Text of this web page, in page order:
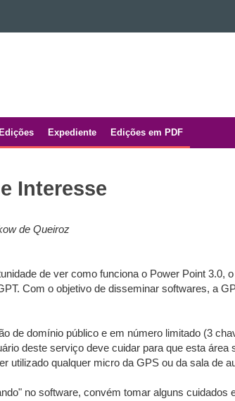
Edições Expediente Edições em PDF
Interesse
de Queiroz
de ver como funciona o Power Point
Com o objetivo de disseminar softwares, a
de domínio público e em número limitado (3
deste serviço deve cuidar para que esta
utilizado qualquer micro da GPS ou da sala de
no software, convém tomar alguns